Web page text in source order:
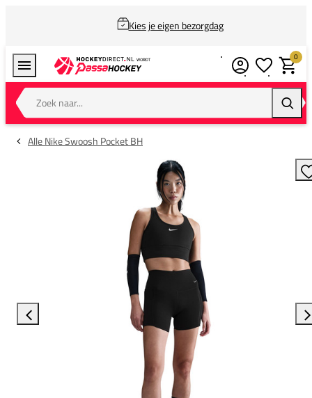
Kies je eigen bezorgdag
Zoek naar...
0
Alle Nike Swoosh Pocket BH